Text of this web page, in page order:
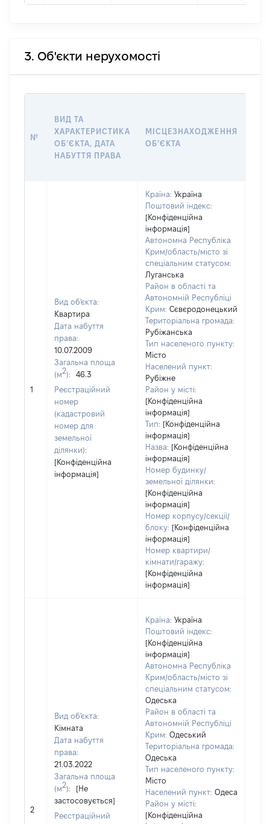
3. Об'єкти нерухомості
№
ВИД ТА
ХАРАКТЕРИСТИКА
ОБʼЄКТА, ДАТА
НАБУТТЯ ПРАВА
МІСЦЕЗНАХОДЖЕННЯ
ОБʼЄКТА
1
Вид об'єкта:
Квартира
Дата набуття
права:
10.07.2009
Загальна площа
(м2):
46.3
Реєстраційний
номер
(кадастровий
номер для
земельної
ділянки):
[Конфіденційна
інформація]
Країна: Україна
Поштовий індекс:
[Конфіденційна
інформація]
Автономна Республіка
Крим/область/місто зі
спеціальним статусом:
Луганська
Район в області та
Автономній Республіці
Крим: Сєвєродонецький
Територіальна громада:
Рубіжанська
Тип населеного пункту:
Місто
Населений пункт:
Рубіжне
Район у місті:
[Конфіденційна
інформація]
Тип: [Конфіденційна
інформація]
Назва: [Конфіденційна
інформація]
Номер будинку/
земельної ділянки:
[Конфіденційна
інформація]
Номер корпусу/секції/
блоку: [Конфіденційна
інформація]
Номер квартири/
кімнати/гаражу:
[Конфіденційна
інформація]
2
Вид об'єкта:
Кімната
Дата набуття
права:
21.03.2022
Загальна площа
(м2):
[Не
застосовується]
Реєстраційний
Країна: Україна
Поштовий індекс:
[Конфіденційна
інформація]
Автономна Республіка
Крим/область/місто зі
спеціальним статусом:
Одеська
Район в області та
Автономній Республіці
Крим: Одеський
Територіальна громада:
Одеська
Тип населеного пункту:
Місто
Населений пункт: Одеса
Район у місті:
[Конфіденційна